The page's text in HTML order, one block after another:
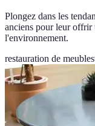
Plongez dans les
anciens pour leur offrir
l'environnement.
restauration de meubles